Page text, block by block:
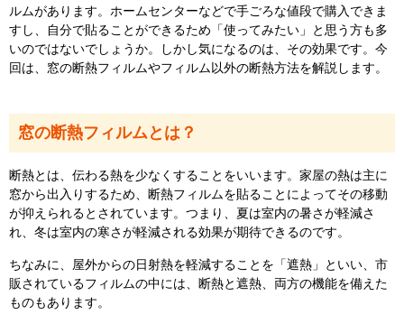
ルムがあります。ホームセンターなどで手ごろな値段で購入できま
すし、自分で貼ることができるため「使ってみたい」と思う方も多
いのではないでしょうか。しかし気になるのは、その効果です。今
回は、窓の断熱フィルムやフィルム以外の断熱方法を解説します。
窓の断熱フィルムとは？
断熱とは、伝わる熱を少なくすることをいいます。家屋の熱は主に
窓から出入りするため、断熱フィルムを貼ることによってその移動
が抑えられるとされています。つまり、夏は室内の暑さが軽減さ
れ、冬は室内の寒さが軽減される効果が期待できるのです。
ちなみに、屋外からの日射熱を軽減することを「遮熱」といい、市
販されているフィルムの中には、断熱と遮熱、両方の機能を備えた
ものもあります。